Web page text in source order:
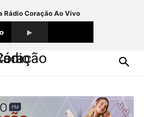
Rádio Coração Ao Vivo